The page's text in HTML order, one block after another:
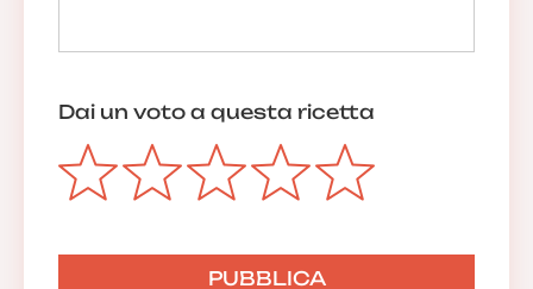
Dai un voto a questa ricetta